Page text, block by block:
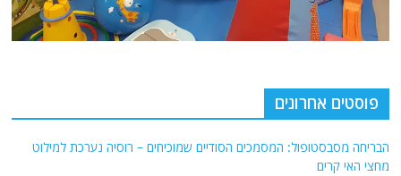
פוסטים אחרונים
הבריחה מסבסטופול: המסמכים הסודיים שמוכיחים – רוסיה נערכת למילוט
מחצי האי קרים